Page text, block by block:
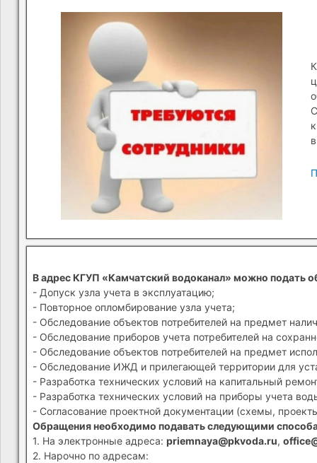
В адрес КГУП «Камчатский водоканал» можно подать
- Допуск узла учета в эксплуатацию;
- Повторное опломбирование узла учета;
- Обследование объектов потребителей на предмет
- Обследование приборов учета потребителей на
- Обследование объектов потребителей на предмет
- Обследование ИЖД и прилегающей территории для
- Разработка технических условий на капитальный
- Разработка технических условий на приборы учета
- Согласование проектной документации (схемы,
Обращения необходимо подавать следующими
1. На электронные адреса: priemnaya@pkvoda.ru,
2. Нарочно по адресам: